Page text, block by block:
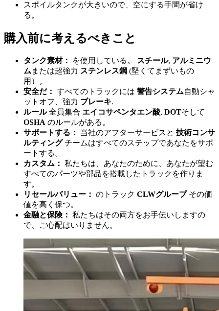
スポイルタンクが大きいので、空にする手間が省け
る。
購入前に考えるべきこと
タンク素材： を使用している。 スチール, アルミニウ
ム または超強力 ステンレス鋼 (堅くてまずいもの
用）。
安全だ： すべてのトラックには 警告システム自動シャ
ットオフ、強力 ブレーキ.
ルール全員集合 エイコサペンタエン酸, DOTそして
OSHA のルールがある。
サポートする：
当社のアフターサービスと 技術コンサ
ルティングチームはすべてのステップであなたをサポ
ートする。
カスタム： 私たちは、あなたのために、あなたが望む
すべてのパーツや部品を搭載したトラックを作りま
す。
リセールバリュー： のトラック CLWグループその価
値を高く保つ。
金融と保険： 私たちはその両方をお手伝いしますの
で、ご心配はいりません。